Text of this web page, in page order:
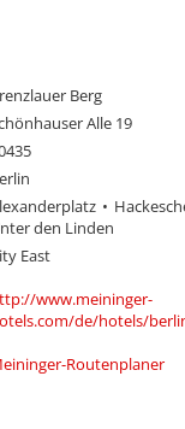
Berg
Alle 19
den Linden
East
www.meininger-
de/hotels/
Routenplaner